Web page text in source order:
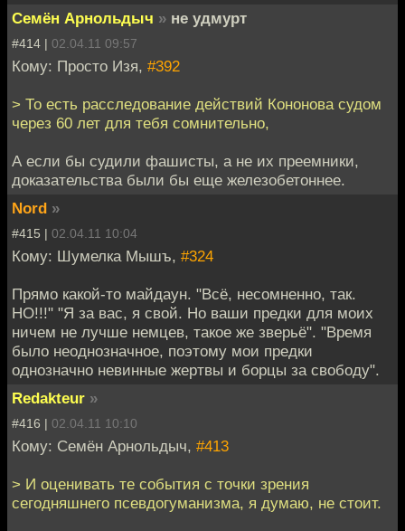
Семён Арнольдыч » не удмурт
#414 | 02.04.11 09:57
Кому: Просто Изя, #392
> То есть расследование действий Кононова судом
через 60 лет для тебя сомнительно,
А если бы судили фашисты, а не их преемники,
доказательства были бы еще железобетоннее.
Nord »
#415 | 02.04.11 10:04
Кому: Шумелка Мышъ, #324
Прямо какой-то майдаун. "Всё, несомненно, так.
НО!!!" "Я за вас, я свой. Но ваши предки для моих
ничем не лучше немцев, такое же зверьё". "Время
было неоднозначное, поэтому мои предки
однозначно невинные жертвы и борцы за свободу".
Redakteur »
#416 | 02.04.11 10:10
Кому: Семён Арнольдыч, #413
> И оценивать те события с точки зрения
сегодняшнего псевдогуманизма, я думаю, не стоит.